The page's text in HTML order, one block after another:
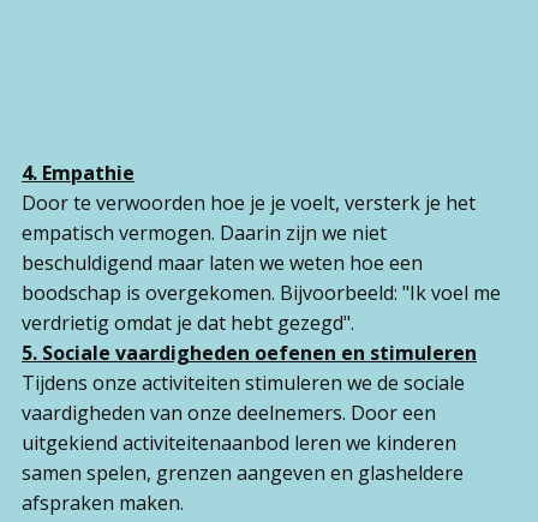
4. Empathie
Door te verwoorden hoe je je voelt, versterk je het
empatisch vermogen. Daarin zijn we niet
beschuldigend maar laten we weten hoe een
boodschap is overgekomen. Bijvoorbeeld: "Ik voel me
verdrietig omdat je dat hebt gezegd".
5. Sociale vaardigheden oefenen en stimuleren
Tijdens onze activiteiten stimuleren we de sociale
vaardigheden van onze deelnemers. Door een
uitgekiend activiteitenaanbod leren we kinderen
samen spelen, grenzen aangeven en glasheldere
afspraken maken.